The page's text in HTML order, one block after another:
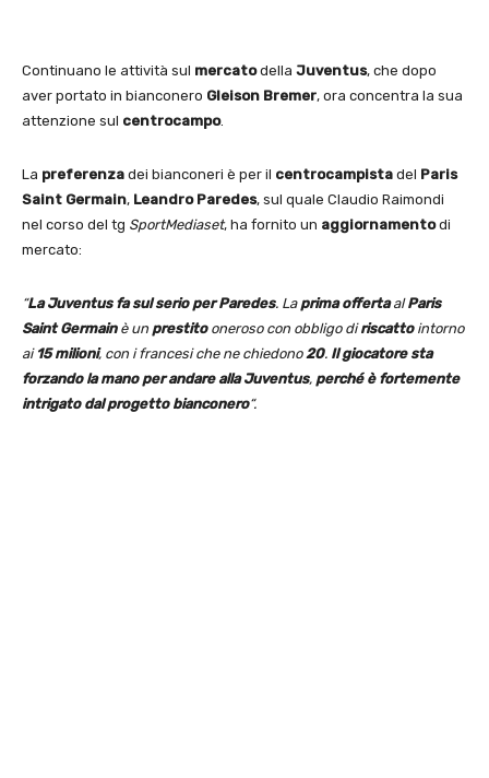
Continuano le attività sul mercatodella Juventus, che dopo
aver portato in bianconero Gleison Bremer, ora concentra la sua
attenzione sul centrocampo.
La preferenza dei bianconeri è per il centrocampista del Paris
Saint Germain, Leandro Paredes, sul quale Claudio Raimondi
nel corso del tg SportMediaset, ha fornito un aggiornamentodi
mercato:
“La Juventus fa sul serio per Paredes. La prima offertaalParis
Saint Germainè un prestitooneroso con obbligo diriscattointorno
ai 15 milioni, con i francesi che ne chiedono 20. Il giocatore sta
forzando la mano per andare alla Juventus, perché è fortemente
intrigato dal progetto bianconero“.